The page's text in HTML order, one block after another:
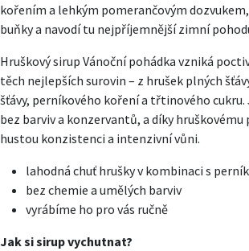
kořením a lehkým pomerančovým
buňky a navodí tu nejpříjemnější zimní
Hruškový sirup Vánoční pohádka vzniká
těch nejlepších surovin – z hrušek plných
šťávy, perníkového koření a třtinového cukru.
bez barviv a konzervantů, a díky hruškovému
hustou konzistenci a intenzivní vůni.
lahodná chuť hrušky v kombinaci s
bez chemie a umělých barviv
vyrábíme ho pro vás ručně
Jak si sirup vychutnat?